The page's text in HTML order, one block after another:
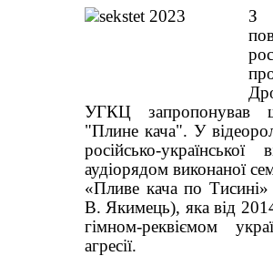
З
УГКЦ запропонував
"Плине кача". У
російсько-
аудіорядом виконаної
«Пливе кача по Тисині»
В. Якимець), яка від
гімном-реквіємом
агресії.